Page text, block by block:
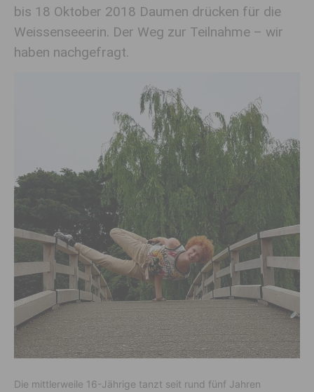
bis 18 Oktober 2018 Daumen drücken für die
Weissenseeerin. Der Weg zur Teilnahme – wir
haben nachgefragt.
Die mittlerweile 16-Jährige tanzt seit rund fünf Jahren